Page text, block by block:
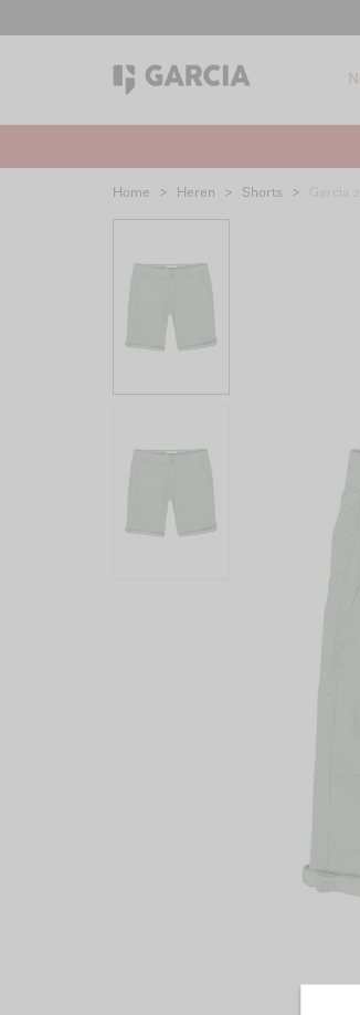
Home > Heren > Shorts >